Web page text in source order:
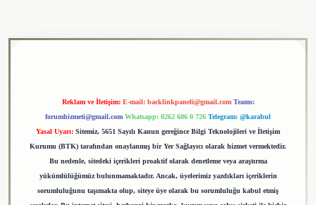
Reklam ve İletişim: E-mail: backlinkpaneli@gmail.com Teams:
forumhizmeti@gmail.com Whatsapp: 0262 606 0 726 Telegram: @karabul
Yasal Uyarı: Sitemiz, 5651 Sayılı Kanun gereğince Bilgi Teknolojileri ve İletişim
Kurumu (BTK) tarafından onaylanmış bir Yer Sağlayıcı olarak hizmet vermektedir.
Bu nedenle, sitedeki içerikleri proaktif olarak denetleme veya araştırma
yükümlülüğümüz bulunmamaktadır. Ancak, üyelerimiz yazdıkları içeriklerin
sorumluluğunu taşımakta olup, siteye üye olarak bu sorumluluğu kabul etmiş